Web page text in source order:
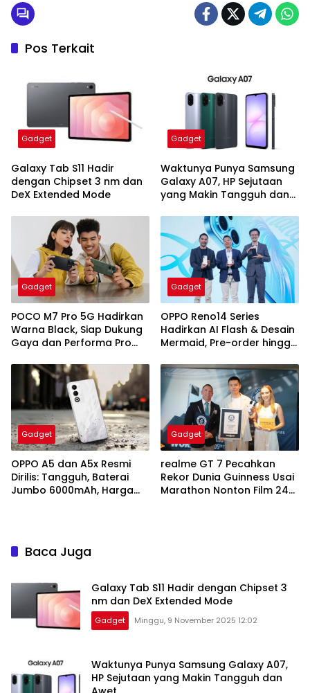
Pos Terkait
Gadget
Galaxy Tab S11 Hadir
dengan Chipset 3 nm dan
DeX Extended Mode
Gadget
Waktunya Punya Samsung
Galaxy A07, HP Sejutaan
yang Makin Tangguh dan
Gadget
POCO M7 Pro 5G Hadirkan
Warna Black, Siap Dukung
Gaya dan Performa Pro
Gadget
OPPO Reno14 Series
Hadirkan AI Flash & Desain
Mermaid, Pre-order hingga
Gadget
OPPO A5 dan A5x Resmi
Dirilis: Tangguh, Baterai
Jumbo 6000mAh, Harga
Gadget
realme GT 7 Pecahkan
Rekor Dunia Guinness Usai
Marathon Nonton Film 24
Baca Juga
Galaxy Tab S11 Hadir dengan Chipset 3
nm dan DeX Extended Mode
Gadget Minggu, 9 November 2025 12:02
Waktunya Punya Samsung Galaxy A07,
HP Sejutaan yang Makin Tangguh dan